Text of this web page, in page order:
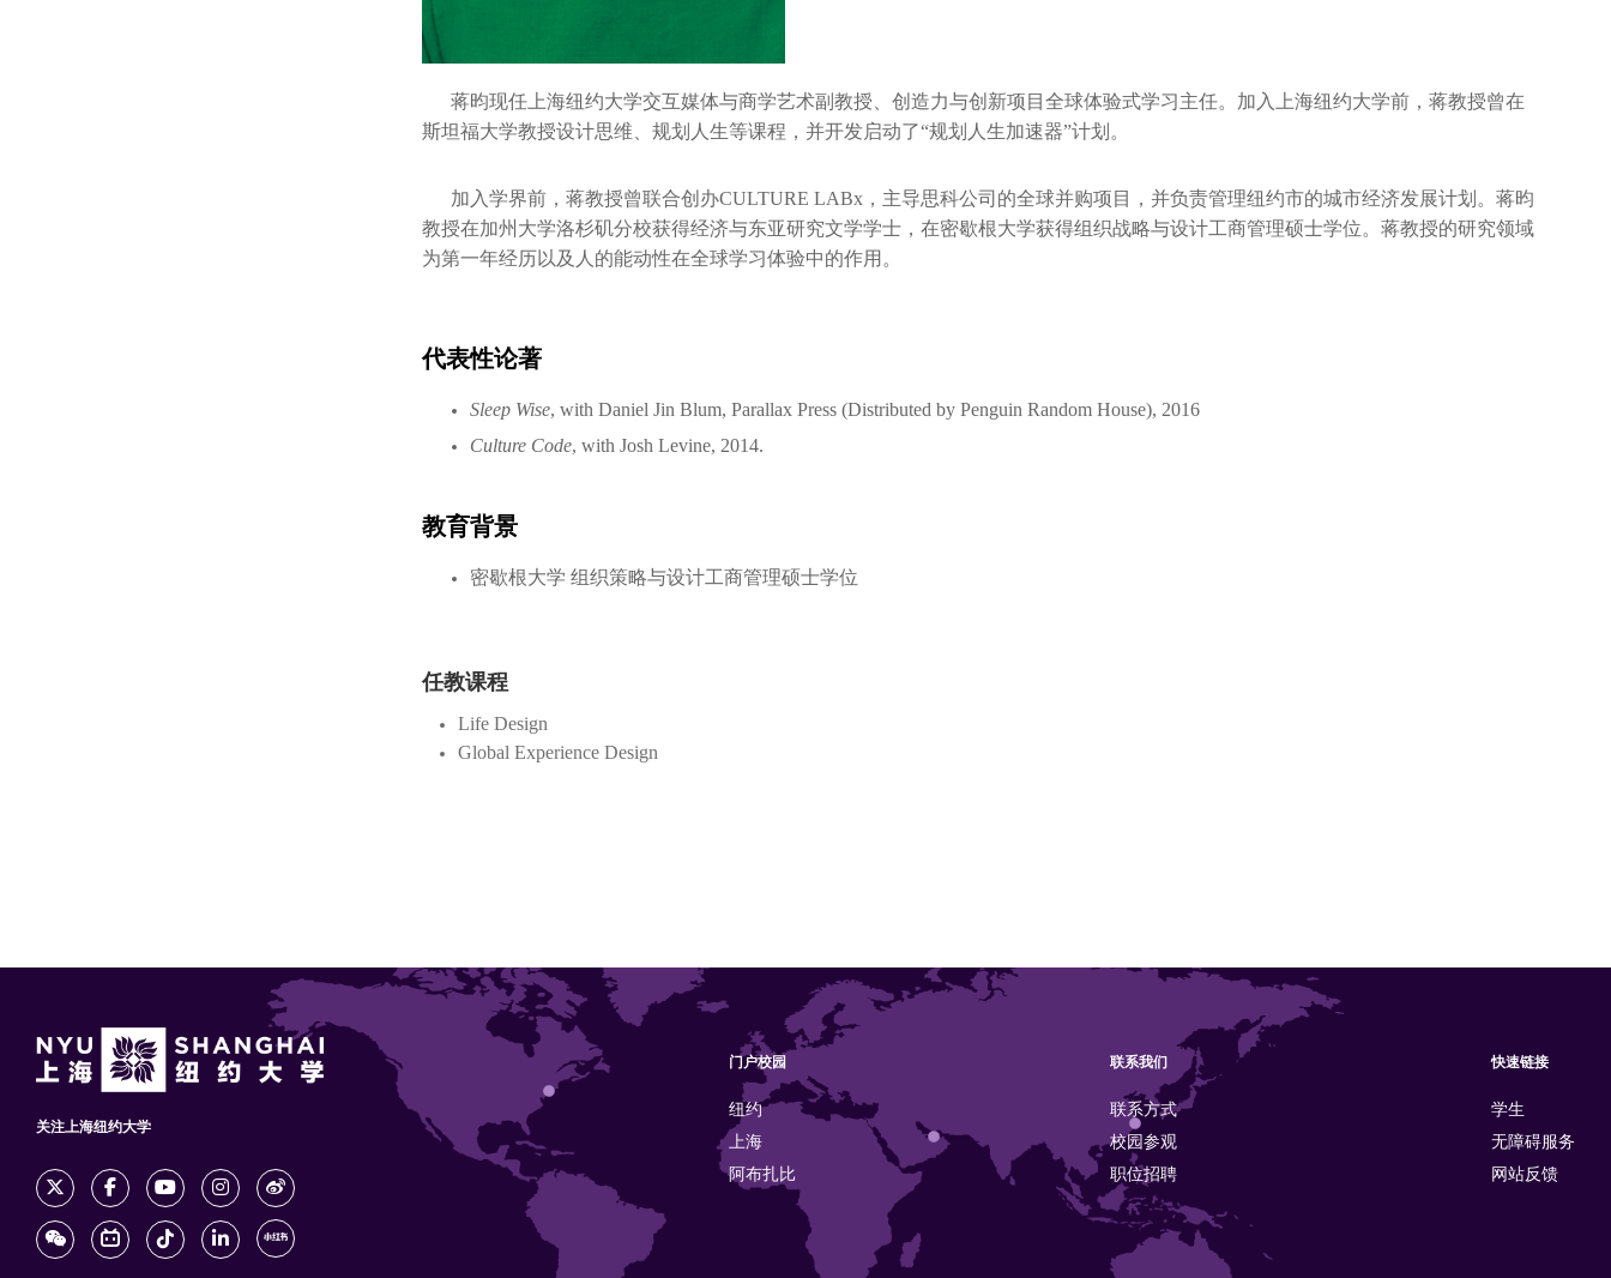
蒋昀现任上海纽约大学交互媒体与商学艺术副教授、创造力与创新项目全球体验式学习主任。加入上海纽约大学前，蒋教授曾在
斯坦福大学教授设计思维、规划人生等课程，并开发启动了“规划人生加速器”计划。
加入学界前，蒋教授曾联合创办CULTURE LABx，主导思科公司的全球并购项目，并负责管理纽约市的城市经济发展计划。蒋昀
教授在加州大学洛杉矶分校获得经济与东亚研究文学学士，在密歇根大学获得组织战略与设计工商管理硕士学位。蒋教授的研究领域
为第一年经历以及人的能动性在全球学习体验中的作用。
代表性论著
Sleep Wise, with Daniel Jin Blum, Parallax Press (Distributed by Penguin Random House), 2016
Culture Code, with Josh Levine, 2014.
教育背景
密歇根大学 组织策略与设计工商管理硕士学位
任教课程
Life Design
Global Experience Design
门户校园
纽约
上海
阿布扎比
联系我们
联系方式
校园参观
职位招聘
快速链接
学生
无障碍服务
网站反馈
关注上海纽约大学